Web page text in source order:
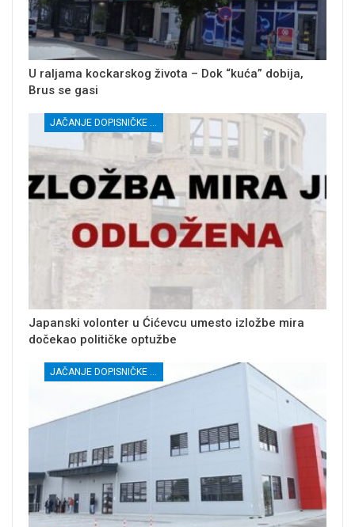
U raljama kockarskog života – Dok “kuća” dobija,
Brus se gasi
JAČANJE DOPISNIČKE MREŽE NEZAVISNIH MEDIJA U RASINSKOM OKRUGU
Japanski volonter u Ćićevcu umesto izložbe mira
dočekao političke optužbe
JAČANJE DOPISNIČKE MREŽE NEZAVISNIH MEDIJA U RASINSKOM OKRUGU